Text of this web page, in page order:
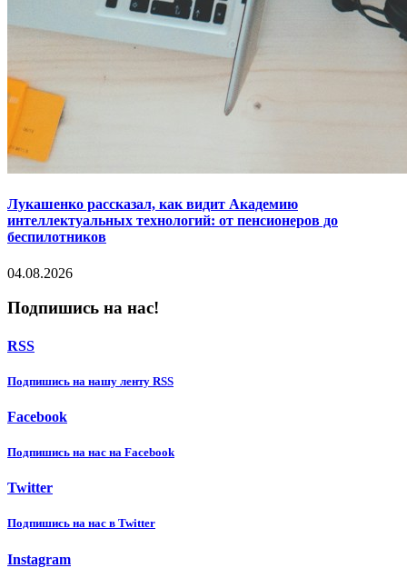
Лукашенко рассказал, как видит Академию
интеллектуальных технологий: от пенсионеров до
беспилотников
04.08.2026
Подпишись на нас!
RSS
Подпишиcь на нашу ленту RSS
Facebook
Подпишиcь на нас на Facebook
Twitter
Подпишиcь на нас в Twitter
Instagram